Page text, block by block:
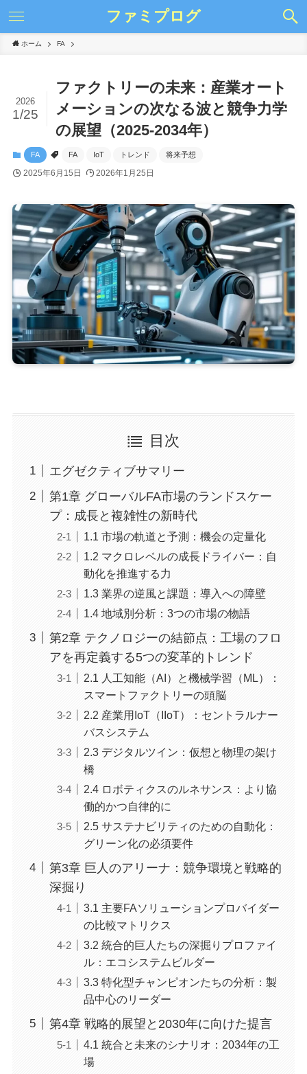
ファミプログ
ホーム FA
ファクトリーの未来：産業オート
メーションの次なる波と競争力学
の展望（2025-2034年）
2026
1/25
FA FA IoT トレンド 将来予想
2025年6月15日 2026年1月25日
目次
エグゼクティブサマリー
第1章 グローバルFA市場のランドスケー
プ：成長と複雑性の新時代
1.1 市場の軌道と予測：機会の定量化
1.2 マクロレベルの成長ドライバー：自
動化を推進する力
1.3 業界の逆風と課題：導入への障壁
1.4 地域別分析：3つの市場の物語
第2章 テクノロジーの結節点：工場のフロ
アを再定義する5つの変革的トレンド
2.1 人工知能（AI）と機械学習（ML）：
スマートファクトリーの頭脳
2.2 産業用IoT（IIoT）：セントラルナー
バスシステム
2.3 デジタルツイン：仮想と物理の架け
橋
2.4 ロボティクスのルネサンス：より協
働的かつ自律的に
2.5 サステナビリティのための自動化：
グリーン化の必須要件
第3章 巨人のアリーナ：競争環境と戦略的
深掘り
3.1 主要FAソリューションプロバイダー
の比較マトリクス
3.2 統合的巨人たちの深掘りプロファイ
ル：エコシステムビルダー
3.3 特化型チャンピオンたちの分析：製
品中心のリーダー
第4章 戦略的展望と2030年に向けた提言
4.1 統合と未来のシナリオ：2034年の工
場